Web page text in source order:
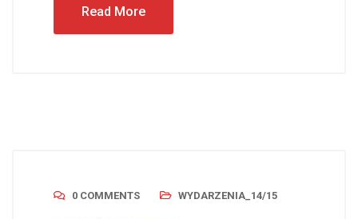
Read More
0 COMMENTS WYDARZENIA_14/15